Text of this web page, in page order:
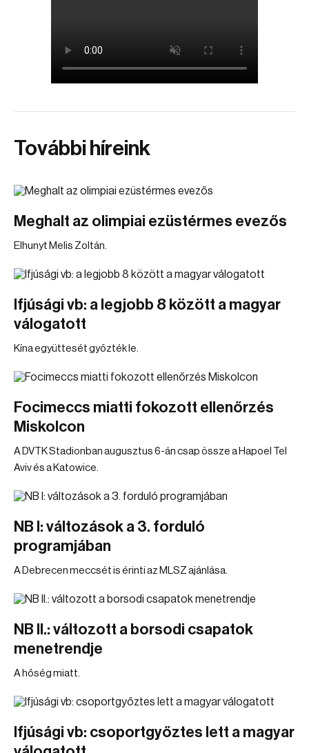
További híreink
Meghalt az olimpiai ezüstérmes evezős
Elhunyt Melis Zoltán.
Ifjúsági vb: a legjobb 8 között a magyar
válogatott
Kína együttesét győzték le.
Focimeccs miatti fokozott ellenőrzés
Miskolcon
A DVTK Stadionban augusztus 6-án csap össze a Hapoel Tel
Aviv és a Katowice.
NB I: változások a 3. forduló
programjában
A Debrecen meccsét is érinti az MLSZ ajánlása.
NB II.: változott a borsodi csapatok
menetrendje
A hőség miatt.
Ifjúsági vb: csoportgyőztes lett a magyar